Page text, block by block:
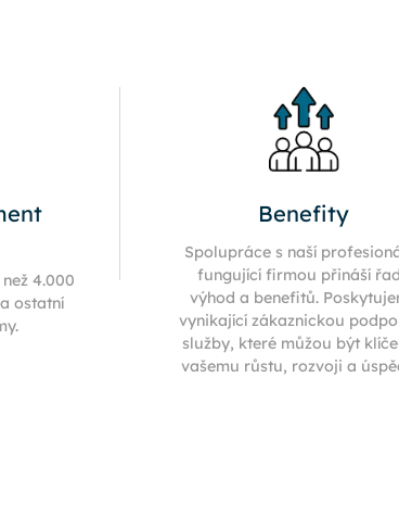
4.000
ostatní
Benefity
Spolupráce s naší
fungující firmou přináší
výhod a benefitů.
vynikající zákaznickou
služby, které můžou být
vašemu růstu, rozvoji a